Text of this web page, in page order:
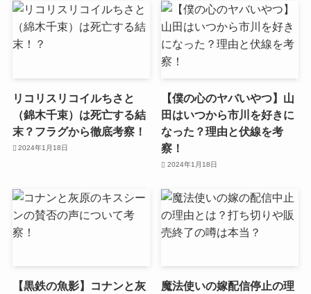
リコリスリコイルちさと
（錦木千束）は死亡する結
末？フラグから徹底考察！
2024年1月18日
【僕の心のヤバいやつ】山
田はいつから市川を好きに
なった？理由と伏線を考
察！
2024年1月18日
【黒鉄の魚影】コナンと灰
魔法使いの嫁配信停止の理